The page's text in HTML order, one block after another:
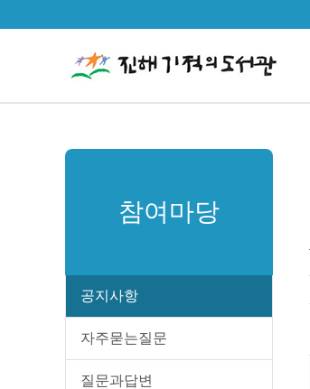
참여마당
공지사항
자주묻는질문
질문과답변